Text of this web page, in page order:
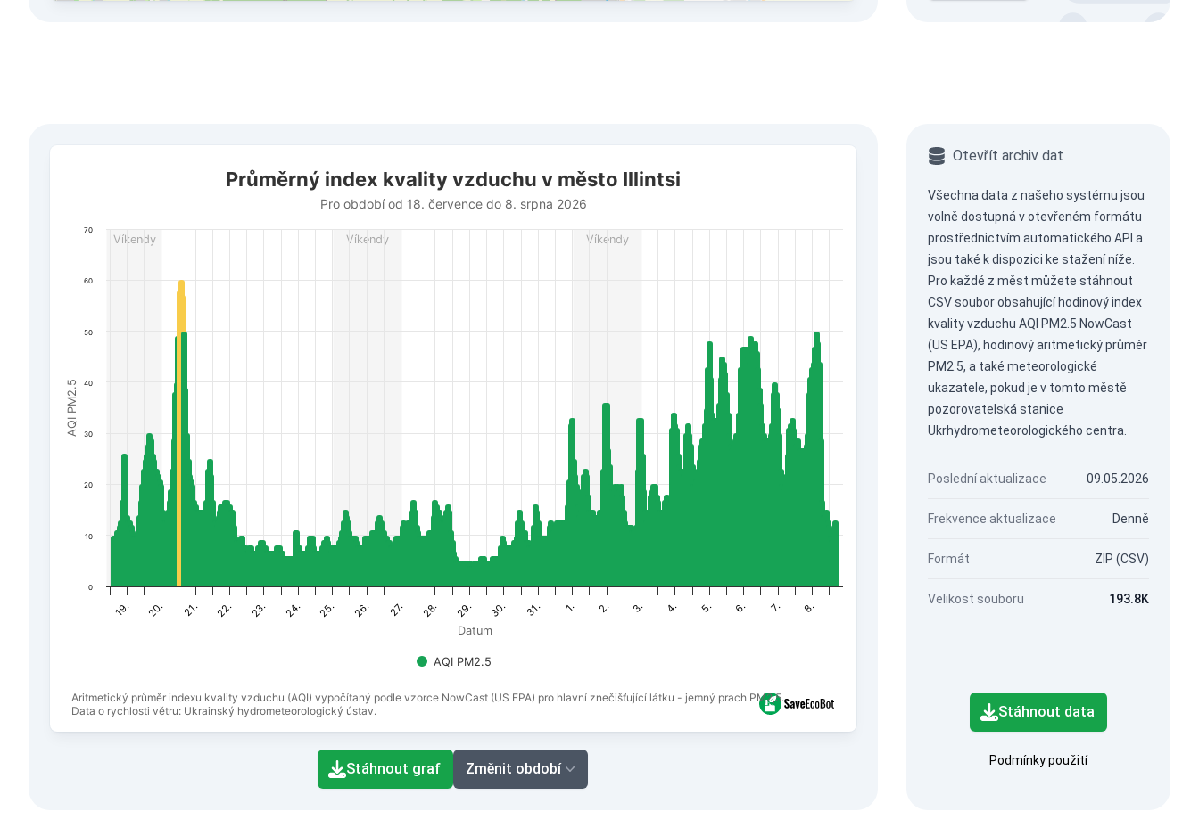
Pro období od 18. července do 8. srpna 2026
The chart has 1 Y axis displaying AQI PM2.5. Data ranges from 4 to 60.
Aritmetický průměr indexu kvality vzduchu (AQI) vypočítaný podle vzorce NowCast (US EPA) pro hlavní znečišťující látku - jemný prach PM2,5.
Data o rychlosti větru: Ukrainský hydrometeorologický ústav.
Víkendy
Víkendy
Víkendy
Datum
AQI PM2.5
Průměrný index kvality vzduchu v město Illintsi
Pro období od 18. července do 8. srpna 2026
AQI PM2.5
19. 20. 21. 22. 23. 24. 25. 26. 27. 28. 29. 30. 31. 1. 2. 3. 4. 5. 6. 7. 8.
0
10
20
30
40
50
60
70
End of interactive chart.
Stáhnout graf
Změnit období
Otevřít archiv dat
Všechna data z našeho systému jsou
volně dostupná v otevřeném formátu
prostřednictvím automatického API a
jsou také k dispozici ke stažení níže.
Pro každé z měst můžete stáhnout
CSV soubor obsahující hodinový index
kvality vzduchu AQI PM2.5 NowCast
(US EPA), hodinový aritmetický průměr
PM2.5, a také meteorologické
ukazatele, pokud je v tomto městě
pozorovatelská stanice
Ukrhydrometeorologického centra.
Poslední aktualizace 09.05.2026
Frekvence aktualizace Denně
Formát ZIP (CSV)
Velikost souboru 193.8K
Stáhnout data
Podmínky použití